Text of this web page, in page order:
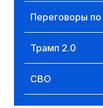
Переговоры по
Трамп 2.0
СВО